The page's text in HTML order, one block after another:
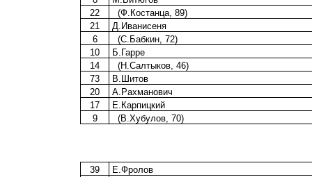
22
(Ф.Костанца, 89)
21
Д.Иванисеня
6
(С.Бабкин, 72)
10
Б.Гарре
14
(Н.Салтыков, 46)
73
В.Шитов
20
А.Рахманович
17
Е.Карпицкий
9
(В.Хубулов, 70)
39
Е.Фролов